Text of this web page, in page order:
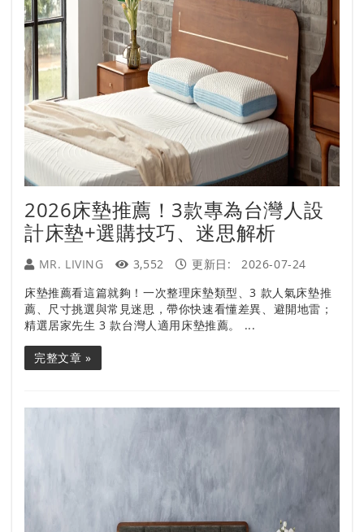
2026床墊推薦！3款專為台灣人設
計床墊+選購技巧、迷思解析
MR. LIVING 3,552 更新日:
2026-07-24
床墊推薦看這篇就夠！一次整理床墊類型、3 款人氣床墊推
薦、尺寸挑選與常見迷思，帶你快速看懂差異、避開地雷；
精選居家先生 3 款台灣人適用床墊推薦。 ...
完整文章 »